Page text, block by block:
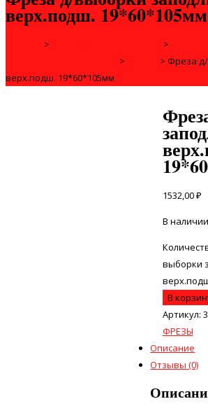
верх.подш. 19*60*105мм
> >
> > Фреза
верх.подш. 19*60*105мм
1532,00₽
В наличии
выборки
В
Артикул:
ФРЕЗЫ
Описание
Отзывы (0)